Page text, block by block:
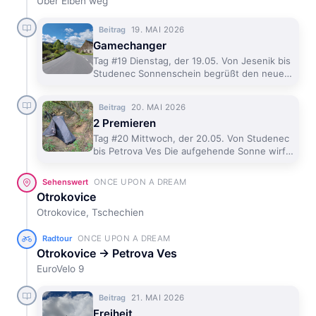
Beitrag 19. MAI 2026
Gamechanger
Tag #19 Dienstag, der 19.05. Von Jesenik bis
Studenec Sonnenschein begrüßt den neuen
blicken, die mich heut
Beitrag 20. MAI 2026
2 Premieren
Tag #20 Mittwoch, der 20.05. Von Studenec
bis Petrova Ves Die aufgehende Sonne wirft
Bäume und während ich langsam aufwache
Sehenswert ONCE UPON A DREAM
Otrokovice
Otrokovice, Tschechien
Radtour ONCE UPON A DREAM
Otrokovice → Petrova Ves
EuroVelo 9
Beitrag 21. MAI 2026